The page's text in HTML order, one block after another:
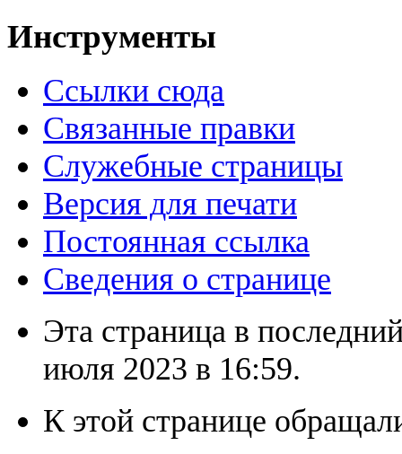
Инструменты
Ссылки сюда
Связанные правки
Служебные страницы
Версия для печати
Постоянная ссылка
Сведения о странице
Эта страница в
июля 2023 в 16:59.
К этой странице